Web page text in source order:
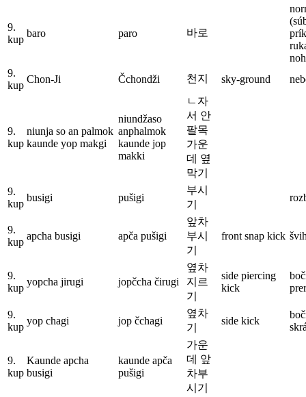
9.
kup
baro paro 바로
9.
kup
Chon-Ji Čchondži 천지 sky-ground
9.
kup
niunja so an palmok
kaunde yop makgi
niundžaso
anphalmok
kaunde jop
makki
ㄴ자
서 안
팔목
가운
데 옆
막기
9.
kup
busigi pušigi
부시
기
9.
kup
apcha busigi apča pušigi
앞차
부시
기
front snap kick
9.
kup
yopcha jirugi jopčcha čirugi
옆차
지르
기
side piercing
kick
9.
kup
yop chagi jop čchagi
옆차
기
side kick
9.
kup
Kaunde apcha
busigi
kaunde apča
pušigi
가운
데 앞
차부
시기